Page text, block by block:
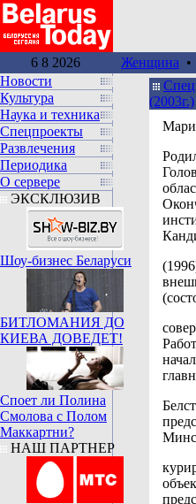
6 8 2026 Женщина •
Новости
Культура
Наука и техника
Спецпроекты
Развлечения
Периодика
О сервере
ЭКСКЛЮЗИВ
Шоу-бизнес Беларуси
БИТЛОМАНИЯ ДО
КИЕВА ДОВЕДЕТ!
Споет ли Полина
Смолова с Полом
Маккартни?
НАШ ПАРТНЕР
(2003г.)